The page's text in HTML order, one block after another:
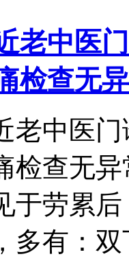
老中医
检查无异
老中医
检查无
于劳累
多有：双